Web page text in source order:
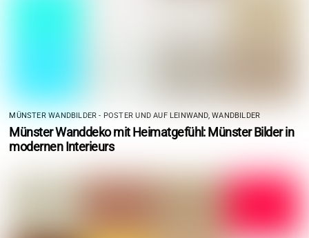
MÜNSTER WANDBILDER - POSTER UND AUF LEINWAND,WANDBILDER
Münster Wanddeko mit Heimatgefühl: Münster Bilder in
modernen Interieurs